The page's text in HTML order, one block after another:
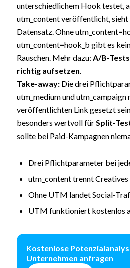
unterschiedlichem Hook testet,
utm_content veröffentlicht, sieht
Datensatz. Ohne
utm_content=hook_b gibt es
Rauschen. Mehr dazu: A/B-
richtig aufsetzen.
Take-away:Die drei
utm_medium und utm_campaign
veröffentlichten Link gesetzt
besonders wertvoll fürSplit-
sollte bei Paid-Kampagnen
Drei Pflichtparameter bei
utm_content trennt
Ohne UTM landet Social-
UTM funktioniert kostenlos
Kostenlose
Unternehmen anfragen